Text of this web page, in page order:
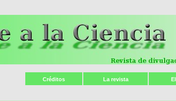
Créditos La revista